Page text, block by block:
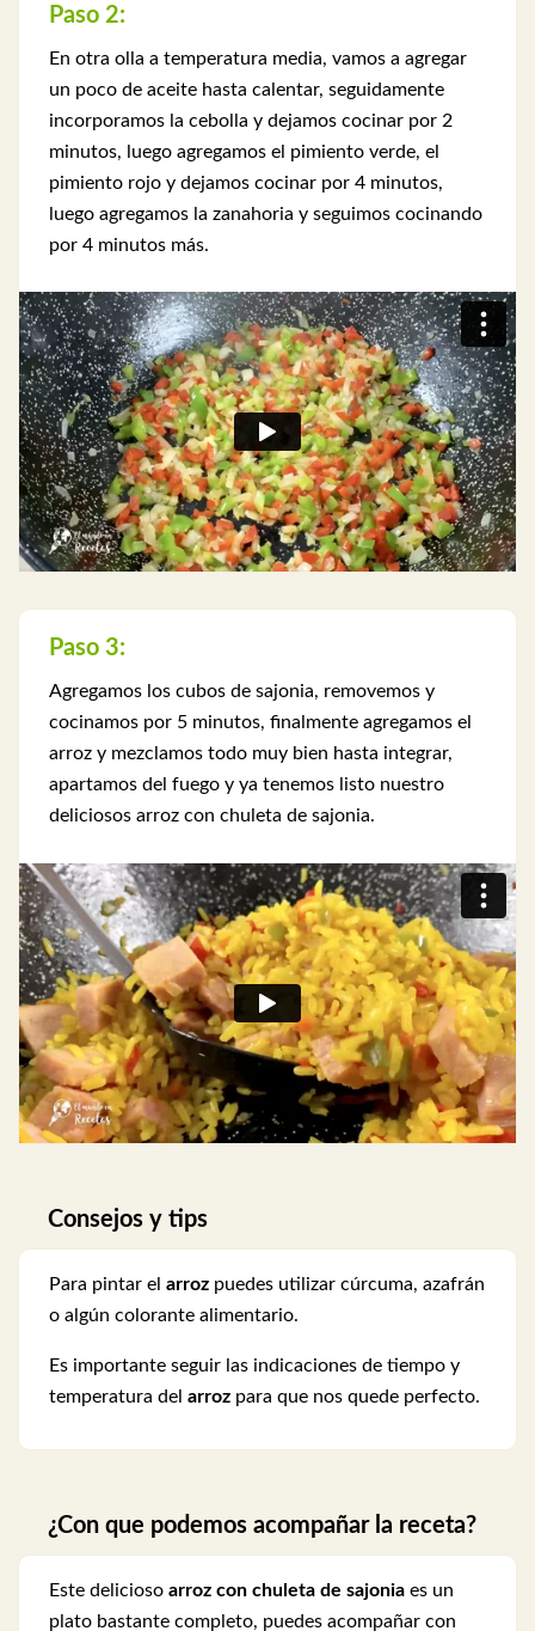
Paso 2:
En otra olla a temperatura media, vamos a agregar
un poco de aceite hasta calentar, seguidamente
incorporamos la cebolla y dejamos cocinar por 2
minutos, luego agregamos el pimiento verde, el
pimiento rojo y dejamos cocinar por 4 minutos,
luego agregamos la zanahoria y seguimos cocinando
por 4 minutos más.
Paso 3:
Agregamos los cubos de sajonia, removemos y
cocinamos por 5 minutos, finalmente agregamos el
arroz y mezclamos todo muy bien hasta integrar,
apartamos del fuego y ya tenemos listo nuestro
deliciosos arroz con chuleta de sajonia.
Consejos y tips
Para pintar el arroz puedes utilizar cúrcuma, azafrán
o algún colorante alimentario.
Es importante seguir las indicaciones de tiempo y
temperatura del arroz para que nos quede perfecto.
¿Con que podemos acompañar la receta?
Este delicioso arroz con chuleta de sajonia es un
plato bastante completo, puedes acompañar con